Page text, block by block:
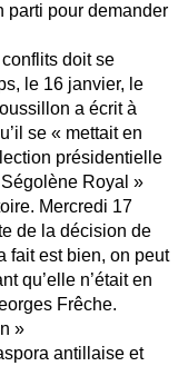
parti pour demander
doit se
le 16 janvier, le
a écrit à
se « mettait en
présidentielle
Royal »
Mercredi 17
de la décision de
fait est bien, on peut
qu’elle n’était en
Frêche.
»
antillaise et